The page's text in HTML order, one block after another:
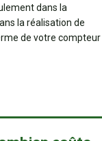
dans la
la réalisation de
de votre compteur